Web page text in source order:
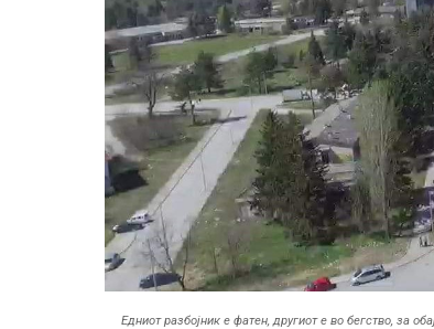
Едниот разбојник е фатен, другиот е во бегство, за